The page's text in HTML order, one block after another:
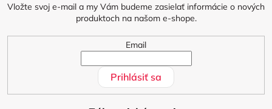
Vložte svoj e-mail a my Vám budeme zasielať informácie o nových
produktoch na našom e-shope.
Email
Prihlásiť sa